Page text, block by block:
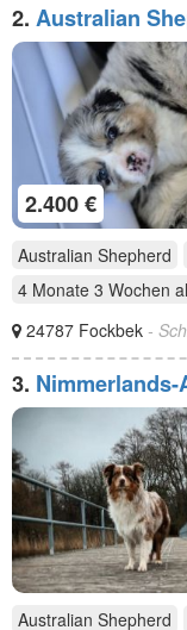
2. Australian
Papieren
2.400 €
Australian Shepherd
4 Monate 3 Wochen
24787 Fockbek -
3.
Australian Shepherd